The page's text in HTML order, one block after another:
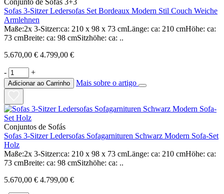
Sofas 3-Sitzer Ledersofas Set Bordeaux Modern Stil Couch Weiche
Armlehnen
Maße:2x 3-Sitzer:ca: 210 x 98 x 73 cmLänge: ca: 210 cmHöhe: ca:
73 cmBreite: ca: 98 cmSitzhöhe: ca: ..
5.670,00 € 4.799,00 €
- +
Adicionar ao Carrinho Mais sobre o artigo
Conjuntos de Sofás
Sofas 3-Sitzer Ledersofas Sofagarnituren Schwarz Modern Sofa-Set
Holz
Maße:2x 3-Sitzer:ca: 210 x 98 x 73 cmLänge: ca: 210 cmHöhe: ca:
73 cmBreite: ca: 98 cmSitzhöhe: ca: ..
5.670,00 € 4.799,00 €